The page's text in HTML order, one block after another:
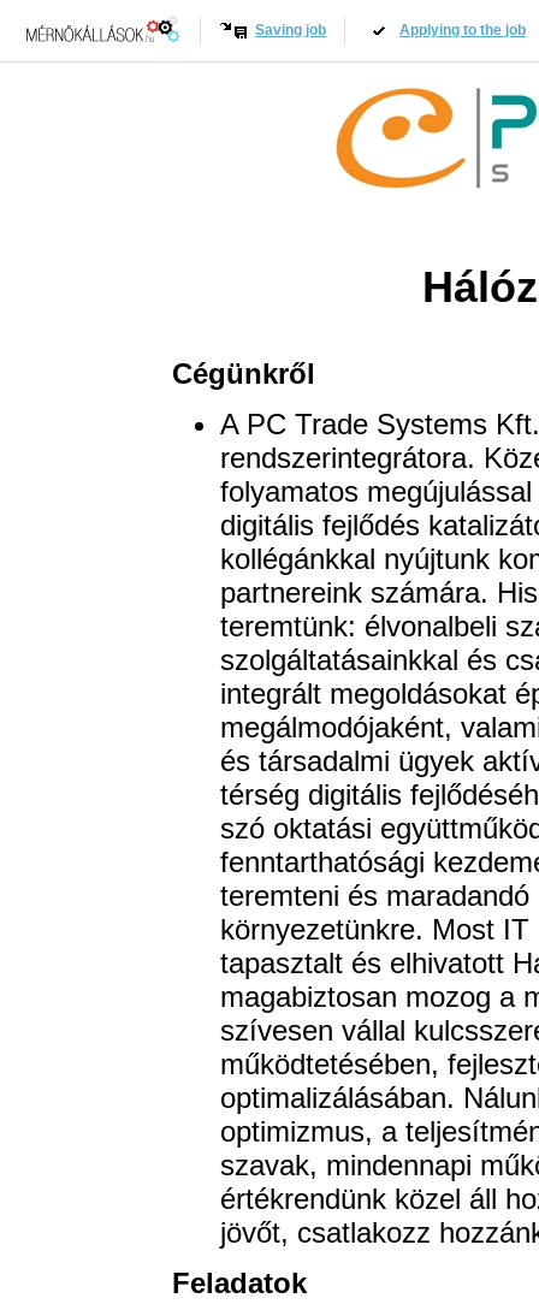
Saving job Applying to the job
Cégünkről
A PC Trade Systems
rendszerintegrátora.
folyamatos
digitális fejlődés
kollégánkkal nyújtunk
partnereink számára.
teremtünk: élvonalbeli
szolgáltatásainkkal és
integrált megoldásokat
megálmodójaként,
és társadalmi ügyek
térség digitális
szó oktatási
fenntarthatósági
teremteni és
környezetünkre. Most
tapasztalt és elhivatott
magabiztosan mozog a
szívesen vállal
működtetésében,
optimalizálásában.
optimizmus, a
szavak, mindennapi
értékrendünk közel áll
jövőt, csatlakozz
Feladatok